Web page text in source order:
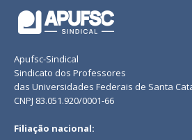
Apufsc-Sindical
Sindicato dos Professores
das Universidades Federais de Santa
CNPJ 83.051.920/0001-66
Filiação nacional: